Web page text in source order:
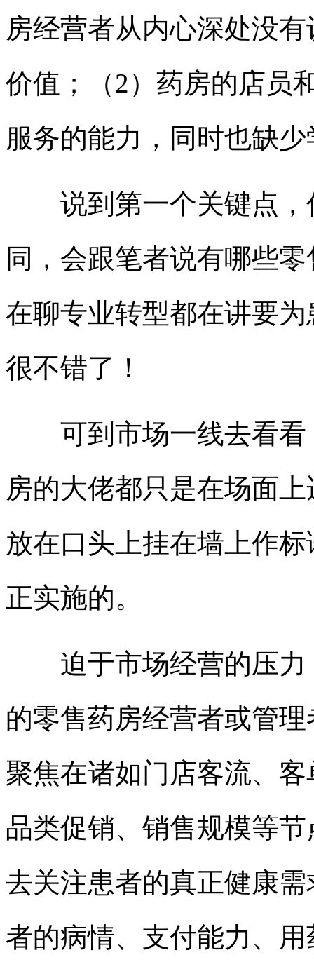
房经营者从内心深处没
价值；（2）药房的店员
服务的能力，同时也缺
说到第一个关键点，
同，会跟笔者说有哪些
在聊专业转型都在讲要
很不错了！
可到市场一线去看看
房的大佬都只是在场面
放在口头上挂在墙上作
正实施的。
迫于市场经营的压力
的零售药房经营者或管
聚焦在诸如门店客流、
品类促销、销售规模等
去关注患者的真正健康
者的病情、支付能力、